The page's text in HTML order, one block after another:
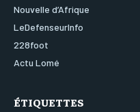
Nouvelle d’Afrique
LeDefenseurInfo
228foot
Actu Lomé
ÉTIQUETTES